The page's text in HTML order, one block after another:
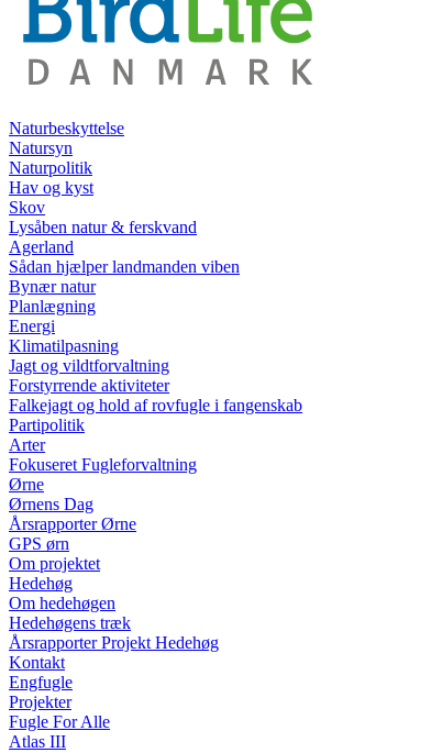
Naturbeskyttelse
Natursyn
Naturpolitik
Hav og kyst
Skov
Lysåben natur & ferskvand
Agerland
Sådan hjælper landmanden viben
Bynær natur
Planlægning
Energi
Klimatilpasning
Jagt og vildtforvaltning
Forstyrrende aktiviteter
Falkejagt og hold af rovfugle i fangenskab
Partipolitik
Arter
Fokuseret Fugleforvaltning
Ørne
Ørnens Dag
Årsrapporter Ørne
GPS ørn
Om projektet
Hedehøg
Om hedehøgen
Hedehøgens træk
Årsrapporter Projekt Hedehøg
Kontakt
Engfugle
Projekter
Fugle For Alle
Atlas III